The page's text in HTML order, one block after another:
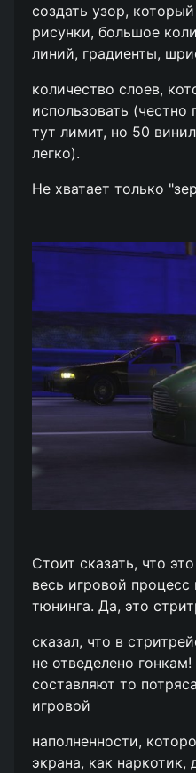
создать узор,
рисунки, большое
линий, градиенты,
количество слоев,
использовать (честно
тут лимит, но 50
легко).
Не хватает только
Стоит сказать, что
весь игровой процесс
тюнинга. Да, это
сказал, что в
не отведелено
составляют то
игровой
наполненности,
экрана, как наркотик,